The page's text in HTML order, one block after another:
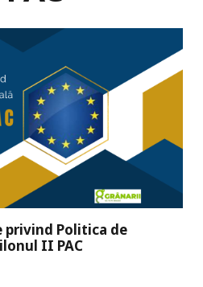
privind Politica de
II PAC